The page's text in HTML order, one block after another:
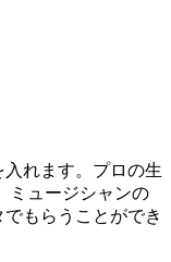
れます。プロの生
ミュージシャンの
もらうことができ